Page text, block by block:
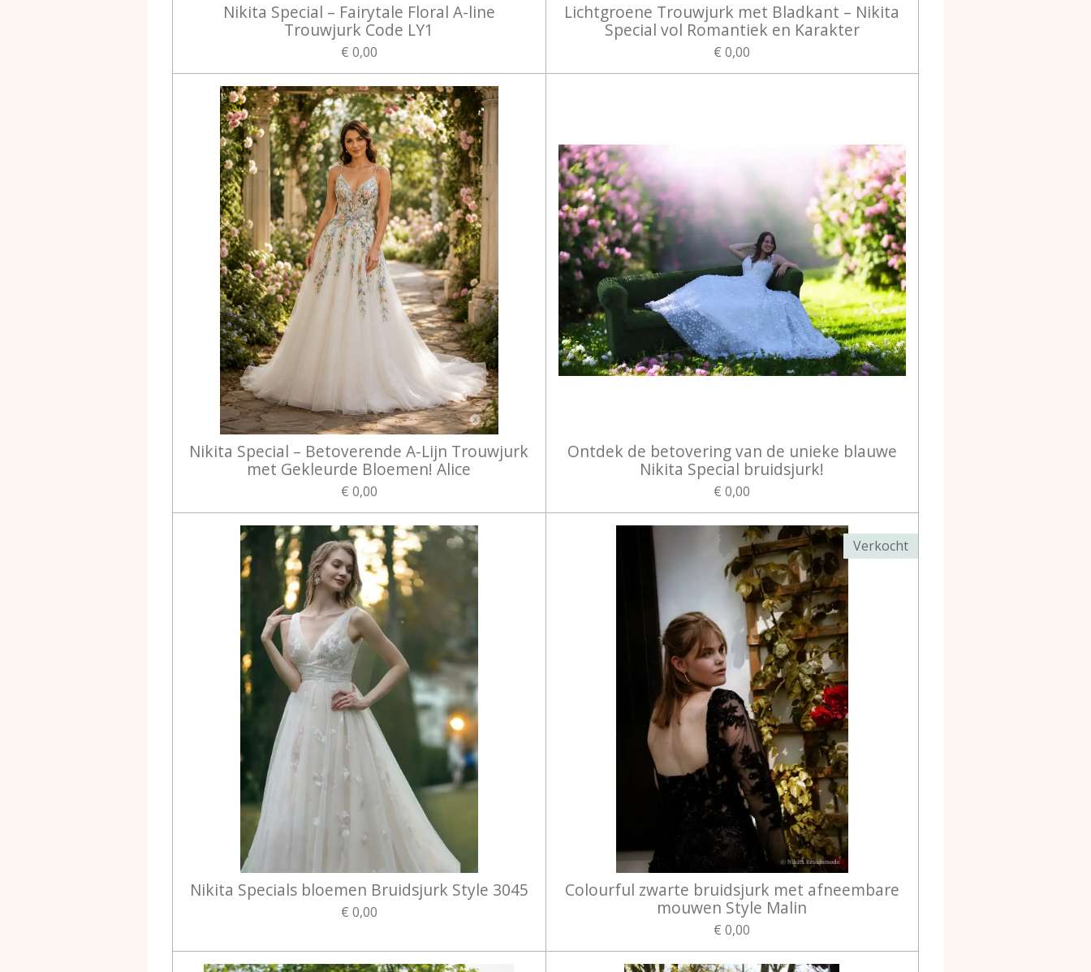
Nikita Special – Fairytale Floral A-line
Trouwjurk Code LY1
€ 0,00
Lichtgroene Trouwjurk met Bladkant – Nikita
Special vol Romantiek en Karakter
€ 0,00
Nikita Special – Betoverende A-Lijn Trouwjurk
met Gekleurde Bloemen! Alice
€ 0,00
Ontdek de betovering van de unieke blauwe
Nikita Special bruidsjurk!
€ 0,00
Nikita Specials bloemen Bruidsjurk Style 3045
€ 0,00
Verkocht
Colourful zwarte bruidsjurk met afneembare
mouwen Style Malin
€ 0,00